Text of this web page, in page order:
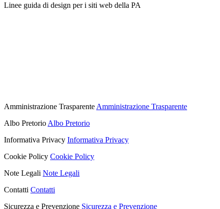
Linee guida di design per i siti web della PA
Amministrazione Trasparente Amministrazione Trasparente
Albo Pretorio Albo Pretorio
Informativa Privacy Informativa Privacy
Cookie Policy Cookie Policy
Note Legali Note Legali
Contatti Contatti
Sicurezza e Prevenzione Sicurezza e Prevenzione